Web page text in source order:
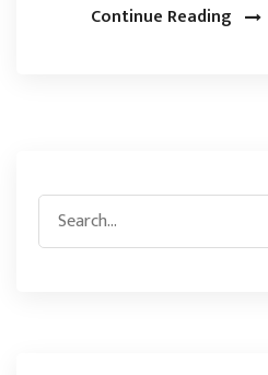
Continue Reading
Search
for: